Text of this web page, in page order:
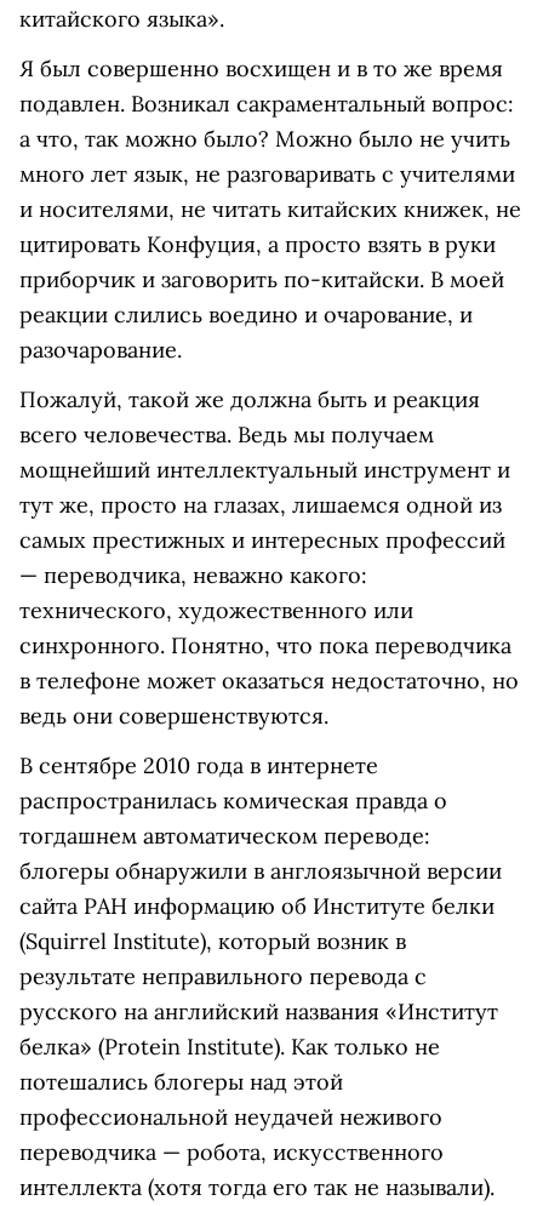
китайского языка».
Я был совершенно восхищен и в то же время
подавлен. Возникал сакраментальный вопрос:
а что, так можно было? Можно было не учить
много лет язык, не разговаривать с учителями
и носителями, не читать китайских книжек, не
цитировать Конфуция, а просто взять в руки
приборчик и заговорить по-китайски. В моей
реакции слились воедино и очарование, и
разочарование.
Пожалуй, такой же должна быть и реакция
всего человечества. Ведь мы получаем
мощнейший интеллектуальный инструмент и
тут же, просто на глазах, лишаемся одной из
самых престижных и интересных профессий
— переводчика, неважно какого:
технического, художественного или
синхронного. Понятно, что пока переводчика
в телефоне может оказаться недостаточно, но
ведь они совершенствуются.
В сентябре 2010 года в интернете
распространилась комическая правда о
тогдашнем автоматическом переводе:
блогеры обнаружили в англоязычной версии
сайта РАН информацию об Институте белки
(Squirrel Institute), который возник в
результате неправильного перевода с
русского на английский названия «Институт
белка» (Protein Institute). Как только не
потешались блогеры над этой
профессиональной неудачей неживого
переводчика — робота, искусственного
интеллекта (хотя тогда его так не называли).